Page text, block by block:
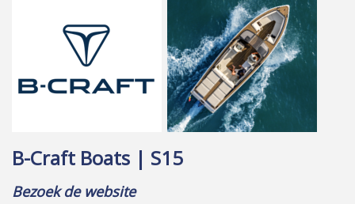
B-Craft Boats | S15
Bezoek de website